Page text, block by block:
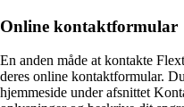
Online kontaktformular
En anden måde at kontakte
deres online kontaktformular.
hjemmeside under afsnittet